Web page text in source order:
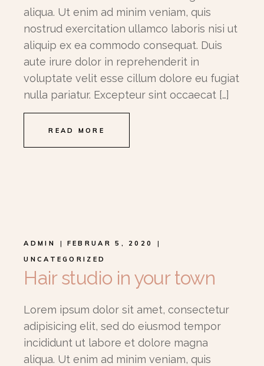
aliqua. Ut enim ad minim veniam, quis
nostrud exercitation ullamco laboris nisi ut
aliquip ex ea commodo consequat. Duis
aute irure dolor in reprehenderit in
voluptate velit esse cillum dolore eu fugiat
nulla pariatur. Excepteur sint occaecat […]
READ MORE
ADMIN
FEBRUAR 5, 2020
UNCATEGORIZED
Hair studio in your town
Lorem ipsum dolor sit amet, consectetur
adipisicing elit, sed do eiusmod tempor
incididunt ut labore et dolore magna
aliqua. Ut enim ad minim veniam, quis